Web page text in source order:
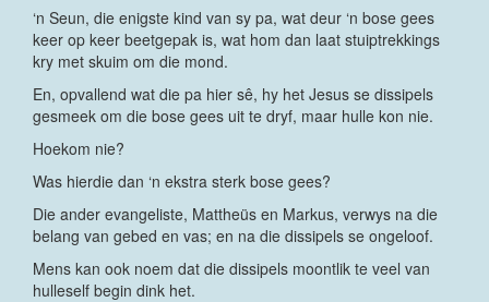
‘n Seun, die enigste kind van sy pa, wat deur ‘n bose gees
keer op keer beetgepak is, wat hom dan laat stuiptrekkings
kry met skuim om die mond.
En, opvallend wat die pa hier sê, hy het Jesus se dissipels
gesmeek om die bose gees uit te dryf, maar hulle kon nie.
Hoekom nie?
Was hierdie dan ‘n ekstra sterk bose gees?
Die ander evangeliste, Mattheüs en Markus, verwys na die
belang van gebed en vas; en na die dissipels se ongeloof.
Mens kan ook noem dat die dissipels moontlik te veel van
hulleself begin dink het.